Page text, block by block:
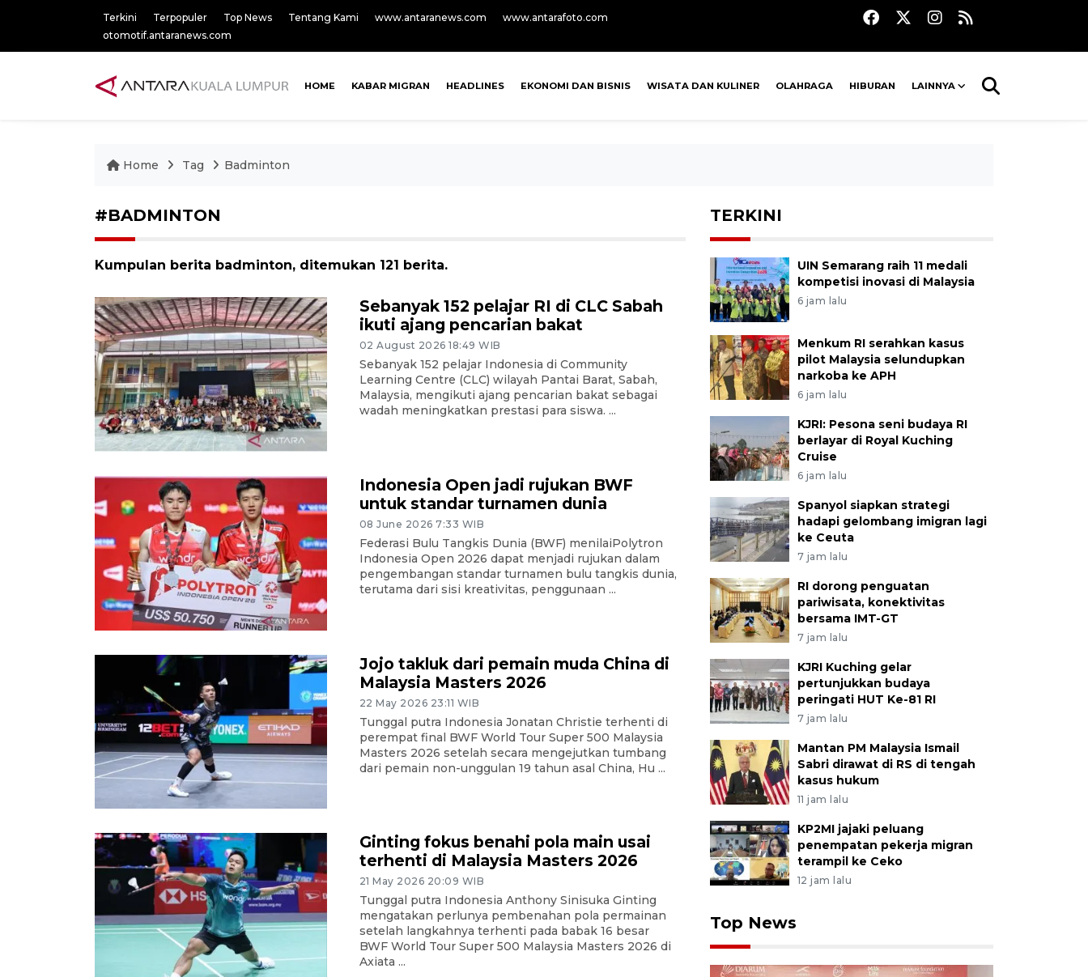
Terkini Terpopuler Top News Tentang Kami www.antaranews.com
www.antarafoto.com
otomotif.antaranews.com
HOME KABAR MIGRAN HEADLINES EKONOMI DAN BISNIS WISATA DAN KULINER OLAHRAGA HIBURAN LAINNYA
Home Tag Badminton
#BADMINTON
Kumpulan berita badminton, ditemukan 121 berita.
Sebanyak 152 pelajar RI di CLC Sabah
ikuti ajang pencarian bakat
02 August 2026 18:49 WIB
Sebanyak 152 pelajar Indonesia di Community
Learning Centre (CLC) wilayah Pantai Barat, Sabah,
Malaysia, mengikuti ajang pencarian bakat sebagai
wadah meningkatkan prestasi para siswa. ...
Indonesia Open jadi rujukan BWF
untuk standar turnamen dunia
08 June 2026 7:33 WIB
Federasi Bulu Tangkis Dunia (BWF) menilaiPolytron
Indonesia Open 2026 dapat menjadi rujukan dalam
pengembangan standar turnamen bulu tangkis dunia,
terutama dari sisi kreativitas, penggunaan ...
Jojo takluk dari pemain muda China di
Malaysia Masters 2026
22 May 2026 23:11 WIB
Tunggal putra Indonesia Jonatan Christie terhenti di
perempat final BWF World Tour Super 500 Malaysia
Masters 2026 setelah secara mengejutkan tumbang
dari pemain non-unggulan 19 tahun asal China, Hu ...
Ginting fokus benahi pola main usai
terhenti di Malaysia Masters 2026
21 May 2026 20:09 WIB
Tunggal putra Indonesia Anthony Sinisuka Ginting
mengatakan perlunya pembenahan pola permainan
setelah langkahnya terhenti pada babak 16 besar
BWF World Tour Super 500 Malaysia Masters 2026 di
Axiata ...
TERKINI
UIN Semarang raih 11 medali
kompetisi inovasi di Malaysia
6 jam lalu
Menkum RI serahkan kasus
pilot Malaysia selundupkan
narkoba ke APH
6 jam lalu
KJRI: Pesona seni budaya RI
berlayar di Royal Kuching
Cruise
6 jam lalu
Spanyol siapkan strategi
hadapi gelombang imigran lagi
ke Ceuta
7 jam lalu
RI dorong penguatan
pariwisata, konektivitas
bersama IMT-GT
7 jam lalu
KJRI Kuching gelar
pertunjukkan budaya
peringati HUT Ke-81 RI
7 jam lalu
Mantan PM Malaysia Ismail
Sabri dirawat di RS di tengah
kasus hukum
11 jam lalu
KP2MI jajaki peluang
penempatan pekerja migran
terampil ke Ceko
12 jam lalu
Top News